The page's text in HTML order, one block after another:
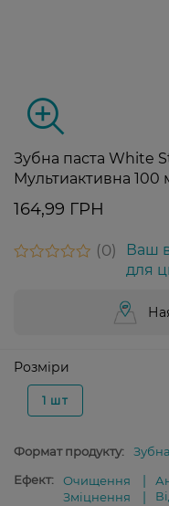
Зубна паста White
Мультиактивна 100
164,99 ГРН
0
Ваш
для
Розміри
1 шт
Формат продукту:
Ефект:
Очищення
Зміцнення